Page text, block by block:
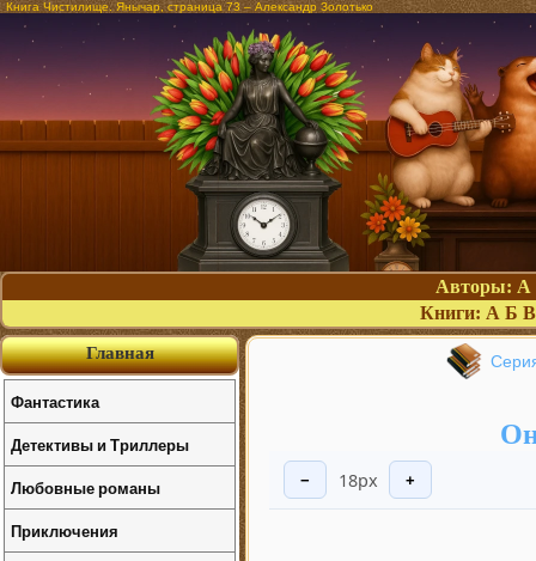
Книга Чистилище. Янычар, страница 73 – Александр Золотько
Авторы: А
Книги: А Б В
− 18px +
Главная
Фантастика
Детективы и Триллеры
Любовные романы
Приключения